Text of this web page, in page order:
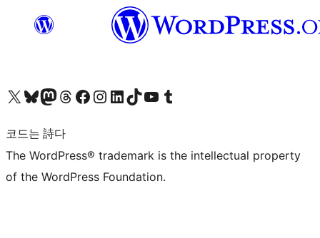
X(이전 트위터) 계정 방문하기블루스카이 계정 방문하기마스토돈 계정 방문하기스레드 계정 방문하기 페이스북 페이지 방문하기인스타그램 계정 방문하기 LinkedIn 계정 방문하기틱톡 계정 방문하기유튜브 채널 방문하기 텀블러 계정 방문하기
코드는 詩다
The WordPress® trademark is the intellectual property
of the WordPress Foundation.